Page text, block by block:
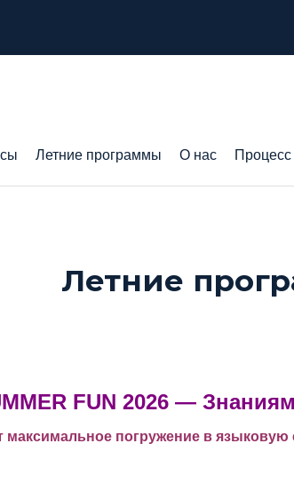
Летние программы О нас Процесс
Летние
FUN 2026 —
максимальное погружение в